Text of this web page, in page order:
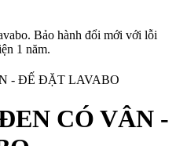
Bảo hành đổi mới với lỗi
1 năm.
CÓ VÂN -